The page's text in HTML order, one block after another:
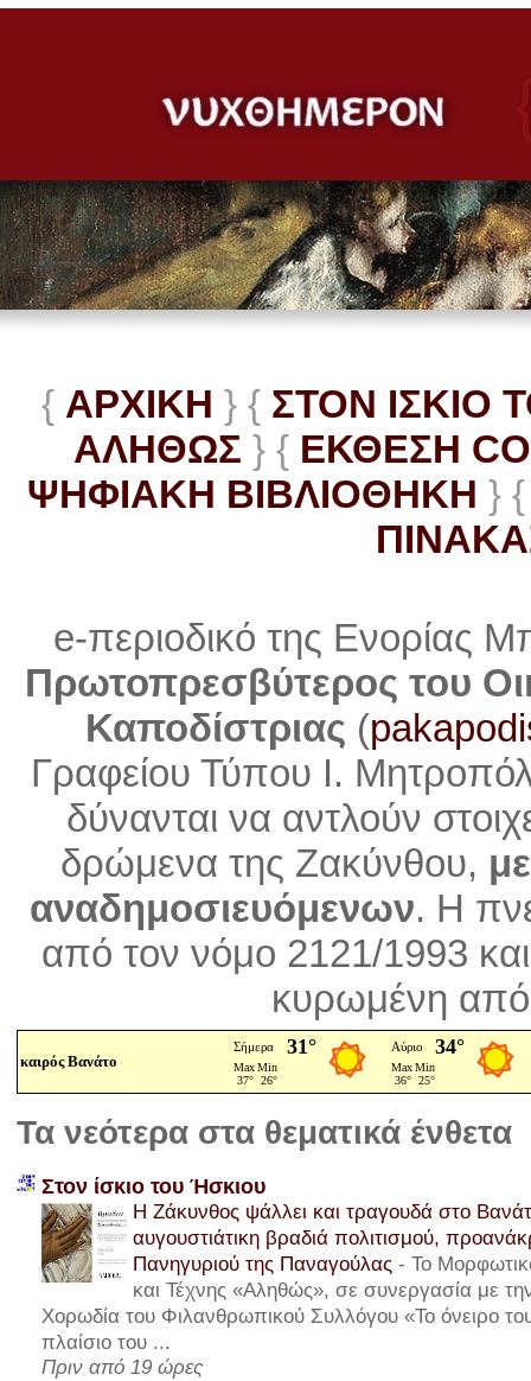
{ ΑΡΧΙΚΗ } { ΣΤΟΝ ΙΣΚΙΟ
ΑΛΗΘΩΣ } { ΕΚΘΕΣΗ
ΨΗΦΙΑΚΗ ΒΙΒΛΙΟΘΗΚΗ } {
e-περιοδικό της Ενορίας
Πρωτοπρεσβύτερος του
Καποδίστριας (
Γραφείου Τύπου Ι.
δύνανται να αντλούν
δρώμενα της Ζακύνθου,
αναδημοσιευόμενων. Η
από τον νόμο 2121/1993
κυρωμένη
καιρός Βανάτο
Τα νεότερα στα θεματικά ένθετα
Στον ίσκιο του Ήσκιου
Η Ζάκυνθος ψάλλει και τραγουδά στο
αυγουστιάτικη βραδιά πολιτισμού,
Πανηγυριού της Παναγούλας - Το
και Τέχνης «Αληθώς», σε συνεργασία με
Χορωδία του Φιλανθρωπικού Συλλόγου «Το όνειρο
πλαίσιο του ...
Πριν από 19 ώρες